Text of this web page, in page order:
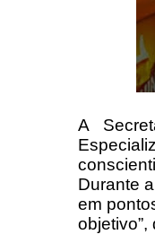
A
Durante
em